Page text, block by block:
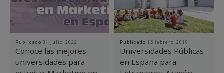
Publicado 31 julio, 2022
Conoce las mejores
universidades para
Publicado 15 febrero, 2019
Universidades Públicas
en España para